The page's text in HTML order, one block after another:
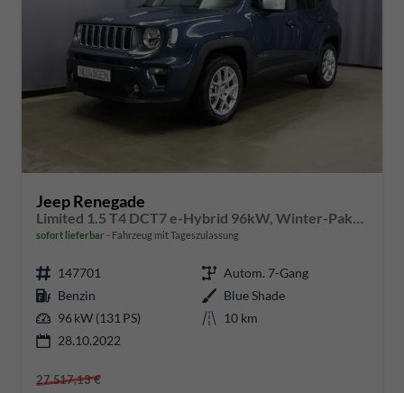
Jeep Renegade
Limited 1.5 T4 DCT7 e-Hybrid 96kW, Winter-Paket, 8.4"-Navigationssystem, Radio DAB, AppleCarPlay&AndroidAuto, Tempomat, LaneSense, Lichtsensor, Nebelscheinwerfer, 17"-Leichtmetallfelgen, uvm.
sofort lieferbar Fahrzeug mit Tageszulassung
147701
Autom. 7-Gang
Benzin
Blue Shade
96 kW (131 PS)
10 km
28.10.2022
27.517,13 €